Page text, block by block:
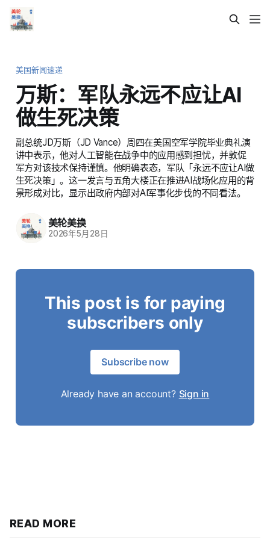
美国新闻速递
万斯：军队永远不应让AI
做生死决策
副总统JD万斯（JD Vance）周四在美国空军学院毕业典礼演
讲中表示，他对人工智能在战争中的应用感到担忧，并敦促
军方对该技术保持谨慎。他明确表态，军队「永远不应让AI做
生死决策」。这一发言与五角大楼正在推进AI战场化应用的背
景形成对比，显示出政府内部对AI军事化步伐的不同看法。
美轮美换
2026年5月28日
This post is for paying
subscribers only
Subscribe now
Already have an account? Sign in
READ MORE